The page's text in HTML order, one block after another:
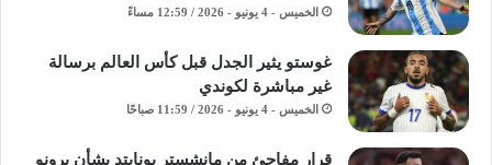
الخميس - 4 يونيو - 2026 / 12:59 مساءً
غوستو يثير الجدل قبل كأس العالم برسالة
غير مباشرة لكوندي
الخميس - 4 يونيو - 2026 / 11:59 صباحًا
قرار مفاجئ من مانشستر يونايتد بشأن برونو